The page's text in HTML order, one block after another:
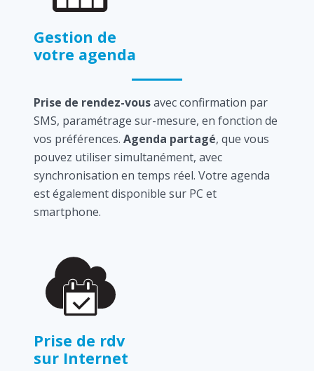
Gestion de
votre agenda
Prise de rendez-vousavec confirmation par
SMS, paramétrage sur-mesure, en fonction de
vos préférences. Agenda partagé, que vous
pouvez utiliser simultanément, avec
synchronisation en temps réel. Votre agenda
est également disponible sur PC et
smartphone.
Prise de rdv
sur Internet